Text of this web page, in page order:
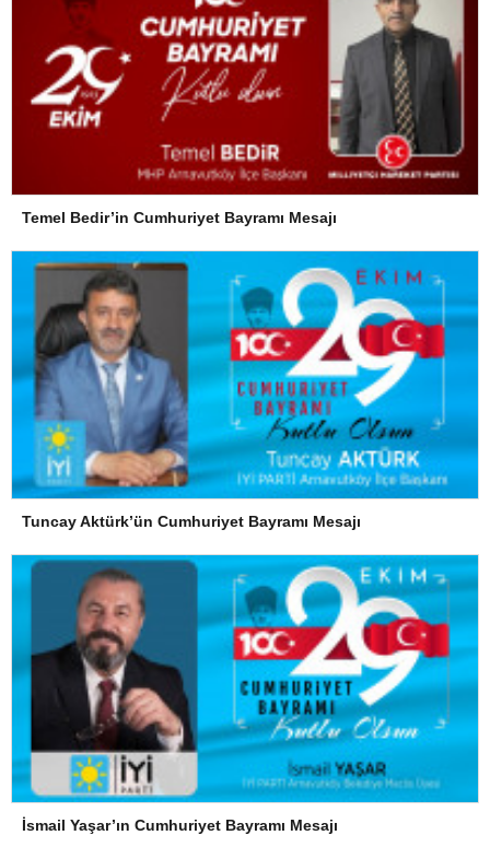
Temel Bedir’in Cumhuriyet Bayramı Mesajı
Tuncay Aktürk’ün Cumhuriyet Bayramı Mesajı
İsmail Yaşar’ın Cumhuriyet Bayramı Mesajı